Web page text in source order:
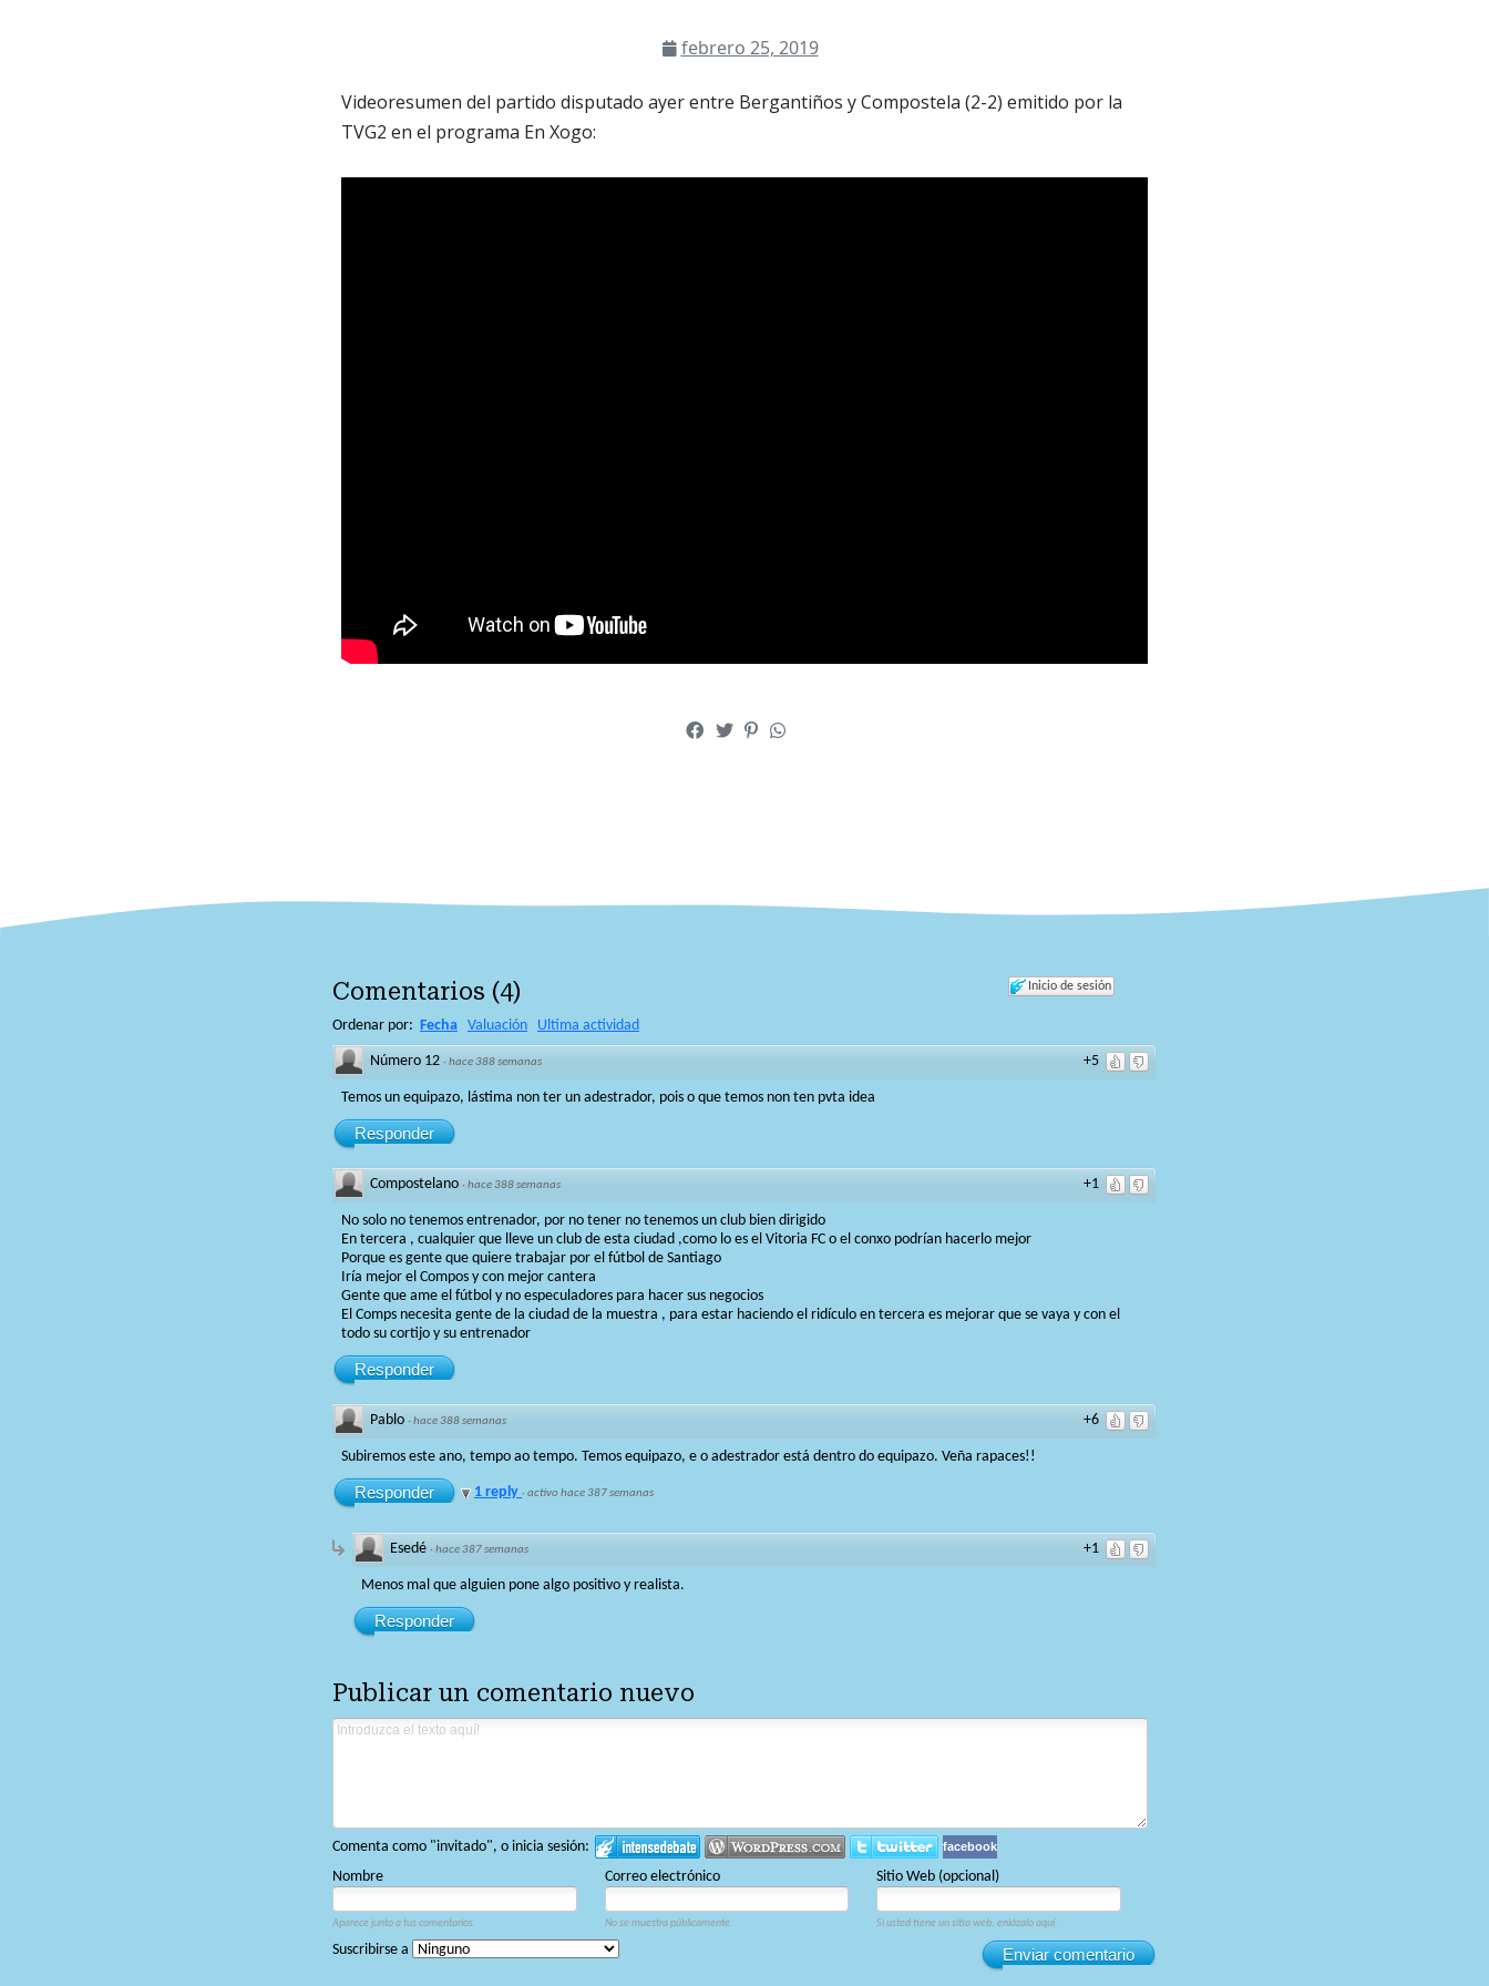
febrero 25, 2019
Videoresumen del partido disputado ayer entre Bergantiños y Compostela (2-2) emitido por la
TVG2 en el programa En Xogo:
Inicio de sesión
Comentarios (4)
Ordenar por: Fecha Valuación Ultima actividad
+5
Número 12 ·hace 388 semanas
Temos un equipazo, lástima non ter un adestrador, pois o que temos non ten pvta idea
Responder
+1
Compostelano ·hace 388 semanas
No solo no tenemos entrenador, por no tener no tenemos un club bien dirigido
En tercera , cualquier que lleve un club de esta ciudad ,como lo es el Vitoria FC o el conxo podrían hacerlo mejor
Porque es gente que quiere trabajar por el fútbol de Santiago
Iría mejor el Compos y con mejor cantera
Gente que ame el fútbol y no especuladores para hacer sus negocios
El Comps necesita gente de la ciudad de la muestra , para estar haciendo el ridículo en tercera es mejorar que se vaya y con el
todo su cortijo y su entrenador
Responder
+6
Pablo ·hace 388 semanas
Subiremos este ano, tempo ao tempo. Temos equipazo, e o adestrador está dentro do equipazo. Veña rapaces!!
Responder 1 reply ·activo hace 387 semanas
+1
Esedé ·hace 387 semanas
Menos mal que alguien pone algo positivo y realista.
Responder
Publicar un comentario nuevo
Comenta como "invitado", o inicia sesión: facebook
Nombre Correo electrónico Sitio Web (opcional)
Aparece junto a tus comentarios. No se muestra públicamente. Si usted tiene un sitio web, enlázalo aquí.
Enviar comentario
Suscribirse a